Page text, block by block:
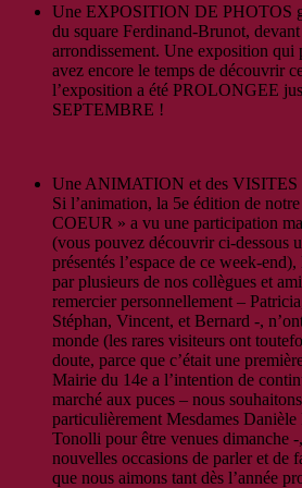
Une EXPOSITION DE PHOTOS
du square Ferdinand-Brunot,
arrondissement. Une exposition
avez encore le temps de découvrir
l’exposition a été PROLONGEE
SEPTEMBRE !
Une ANIMATION et des VISITES
Si l’animation, la 5e édition de
COEUR » a vu une participation
(vous pouvez découvrir ci-dessous
présentés l’espace de ce week-
par plusieurs de nos collègues et
remercier personnellement –
Stéphan, Vincent, et Bernard -,
monde (les rares visiteurs ont
doute, parce que c’était une
Mairie du 14e a l’intention de
marché aux puces – nous
particulièrement Mesdames
Tonolli pour être venues dimanche -
nouvelles occasions de parler et de
que nous aimons tant dès l’année